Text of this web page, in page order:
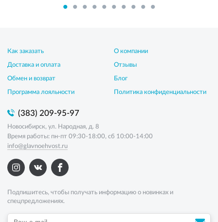
Как заказать
Доставка и оплата
Обмен и возврат
Программа лояльности
О компании
Отзывы
Блог
Политика конфиденциальности
(383) 209-95-97
Новосибирск, ул. Народная, д. 8
Время работы: пн-пт 09:30-18:00, сб 10:00-14:00
info@glavnoehvost.ru
Подпишитесь, чтобы получать информацию о новинках и
спецпредложениях.